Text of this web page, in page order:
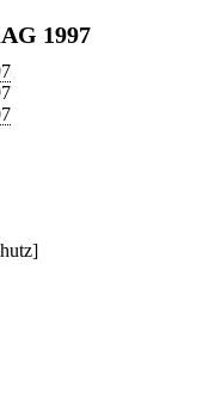
1997
]